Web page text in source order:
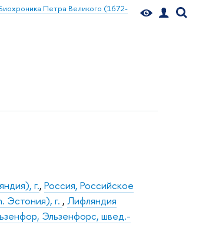
Петра Великого (1672-
г.,Россия, Российское
Эстония), г. ,Лифляндия
Эльзенфорс, швед.-